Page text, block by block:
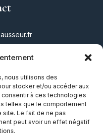
nous utilisons des
stocker et/ou accéder aux
à ces technologies
telles que le comportement
site. Le fait de ne pas
peut avoir un effet négatif